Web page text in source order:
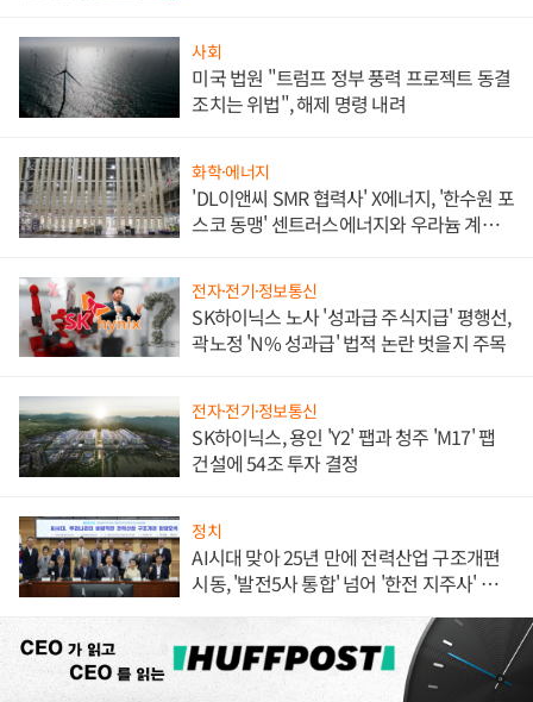
사회
미국 법원 "트럼프 정부 풍력 프로젝트 동결
조치는 위법", 해제 명령 내려
화학·에너지
'DL이앤씨 SMR 협력사' X에너지, '한수원 포
스코 동맹' 센트러스에너지와 우라늄 계약
전자·전기·정보통신
SK하이닉스 노사 '성과급 주식지급' 평행선,
곽노정 'N% 성과급' 법적 논란 벗을지 주목
전자·전기·정보통신
SK하이닉스, 용인 'Y2' 팹과 청주 'M17' 팹
건설에 54조 투자 결정
정치
AI시대 맞아 25년 만에 전력산업 구조개편
시동, '발전5사 통합' 넘어 '한전 지주사' 재편